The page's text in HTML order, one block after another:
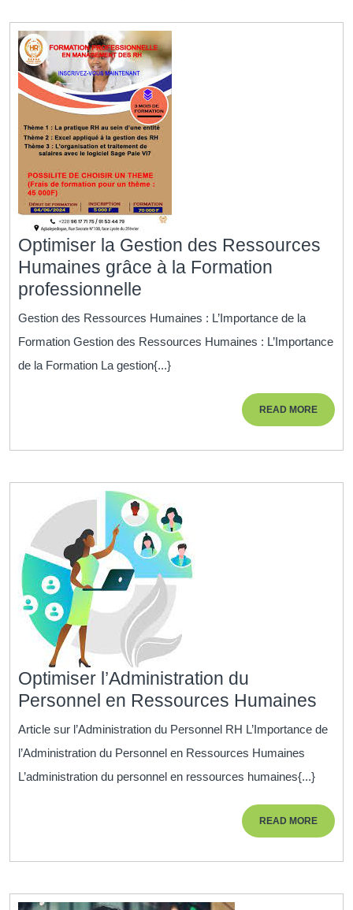
Optimiser la Gestion des Ressources
Humaines grâce à la Formation
professionnelle
la
Gestion
Ressources
Formation
professionnelle
Gestion des Ressources Humaines : L’Importance de la
Formation Gestion des Ressources Humaines : L’Importance
de la Formation La gestion{...}
READ MOREREAD
MORE
Optimiser l’Administration du
Personnel en Ressources Humaines
Article sur l’Administration du Personnel RH L’Importance de
l’Administration du Personnel en Ressources Humaines
L’administration du personnel en ressources humaines{...}
READ MOREREAD
MORE